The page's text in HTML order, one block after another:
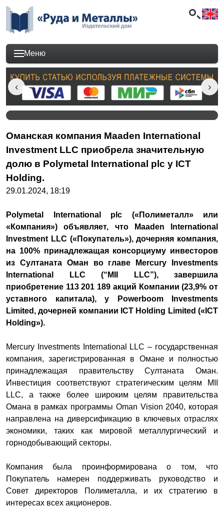
Меню
Оманская компания Maaden International
Investment LLC приобрела значительную
долю в Polymetal International plc у ICT
Holding.
29.01.2024, 18:19
Polymetal International plc («Полиметалл» или
«Компания») объявляет, что Maaden International
Investment LLC («Покупатель»), дочерняя компания,
на 100% принадлежащая консорциуму инвесторов
из Султаната Оман во главе Mercury Investments
International LLC (“MII LLC”), завершила
приобретение 113 201 189 акций Компании (23,9% от
уставного капитала), у Powerboom Investments
Limited, дочерней компании ICT Holding Limited («ICT
Holding»).
Mercury Investments International LLC – государственная
компания, зарегистрированная в Омане и полностью
принадлежащая правительству Султаната Оман.
Инвестиция соответствуют стратегическим целям MII
LLC, а также более широким целям правительства
Омана в рамках программы Oman Vision 2040, которая
направлена на диверсификацию в ключевых отраслях
экономики, таких как мировой металлургический и
горнодобывающий секторы.
Компания была проинформирована о том, что
Покупатель намерен поддерживать руководство и
Совет директоров Полиметалла, и их стратегию в
интересах всех акционеров.